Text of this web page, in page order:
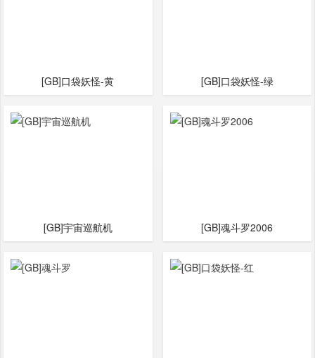
[GB]口袋妖怪-黄 [GB]口袋妖怪-绿
[GB]宇宙巡航机 [GB]魂斗罗2006